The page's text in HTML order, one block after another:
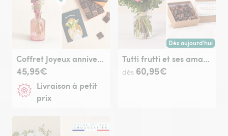
Coffret Joyeux anniversaire
45,95€
Livraison à petit
prix
Dès aujourd'hui
Livraison dès
Tutti frutti et ses amandes au chocolat
dès 60,95€